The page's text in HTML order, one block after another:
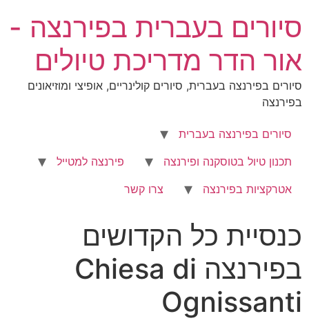
סיורים בעברית בפירנצה -
אור הדר מדריכת טיולים
סיורים בפירנצה בעברית, סיורים קולינריים, אופיצי ומוזיאונים
בפירנצה
סיורים בפירנצה בעברית
תכנון טיול בטוסקנה ופירנצה
פירנצה למטייל
אטרקציות בפירנצה
צרו קשר
כנסיית כל הקדושים
בפירנצה Chiesa di
Ognissanti